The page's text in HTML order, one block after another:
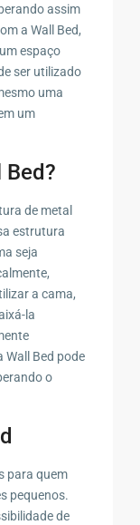
assim
a Wall Bed,
espaço
ser utilizado
uma
um
de metal
estrutura
seja
a cama,
la
Wall Bed pode
o
para quem
pequenos.
de